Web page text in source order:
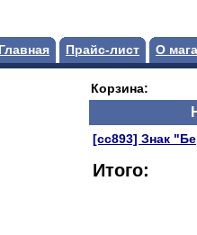
Главная Прайс-лист О
Корзина:
[сс893] Знак
Итого: